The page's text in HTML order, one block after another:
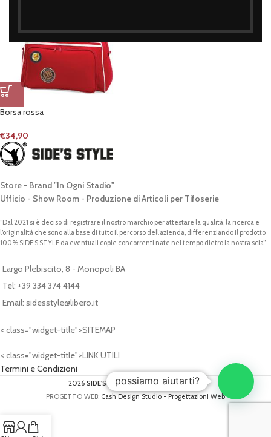
Borsa rossa
€34,90
Store - Brand "In Ogni Stadio"
Ufficio - Show Room - Produzione di Articoli per Tifoserie
“Dal 2021 si è deciso di registrare il nostro marchio per attestare la qualità, la ricerca e
l’originalità che sono alla base di tutto il percorso dell’azienda, differenziando il prodotto
100% SIDE’S STYLE da eventuali copie concorrenti nate nel tempo dietro la nostra scia”
Largo Plebiscito, 8 - Monopoli BA
Tel: +39 334 374 4144
Email: sidesstyle@libero.it
< class="widget-title">SITEMAP
< class="widget-title">LINK UTILI
Termini e Condizioni
2026 SIDE'S STYLE®- P.IVA: 07620340724
PROGETTO WEB: Cash Design Studio - Progettazioni Web
possiamo aiutarti?